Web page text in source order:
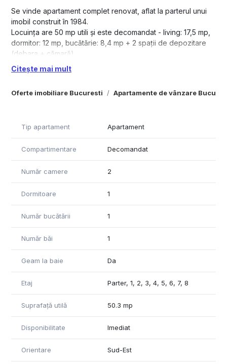
Oferte imobiliare Bucuresti Apartamente de vânzare
Se vinde apartament complet renovat, aflat la parterul unui
imobil construit în 1984.
Locuința are 50 mp utili și este decomandat - living: 17,5 mp,
dormitor: 12 mp, bucătărie: 8,4 mp + 2 spații de depozitare
(debara + cămară)
Apartametul a fost renovat complet: instalații electrice și
sanitare schimbate, pereți îndreptați, turnată șapă
Loc de parcare de la ADP sector 2
apropierea Arena Națională / stadion, cu acces facil spre
transportul public.
Proprietatea este ideală pentru cei care caută un apartament
gata de utilizare, fără investiții suplimentare.
Comision 0 pentru cumpărător.
Contatează-ne pentru detalii!
Citește mai mult
Tip apartament Apartament
Compartimentare Decomandat
Număr camere 2
Dormitoare 1
Număr bucătării 1
Număr băi 1
Geam la baie Da
Etaj Parter, 1, 2, 3, 4, 5, 6, 7, 8
Suprafață utilă 50.3 mp
Disponibilitate Imediat
Orientare Sud-Est